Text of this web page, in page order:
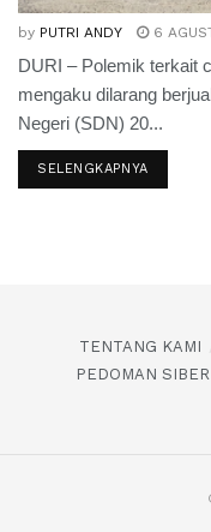
by PUTRI ANDY 6
DURI – Polemik terkait
mengaku dilarang
Negeri (SDN) 20...
SELENGKAPNYA
TENTANG KAMI
PEDOMAN SIBER